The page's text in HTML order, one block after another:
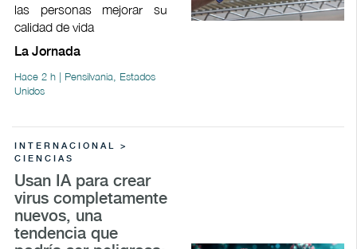
las personas mejorar su
calidad de vida
La Jornada
Hace 2 h | Pensilvania, Estados
Unidos
INTERNACIONAL >
CIENCIAS
Usan IA para crear
virus completamente
nuevos, una
tendencia que